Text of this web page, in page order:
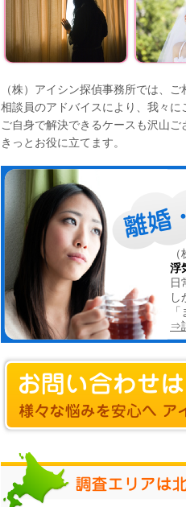
（株）アイシン探偵事務所では、
相談員のアドバイスにより、我々に
ご自身で解決できるケースも沢山ご
きっとお役に立てます。
浮
日
し
⇒